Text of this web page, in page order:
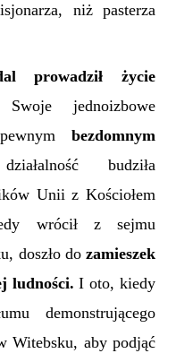
niż pasterza
prowadził życie
Swoje jednoizbowe
bezdomnym
budziła
Unii z Kościołem
wrócił z sejmu
doszło dozamieszek
ludności. I oto, kiedy
demonstrującego
Witebsku, aby podjąć